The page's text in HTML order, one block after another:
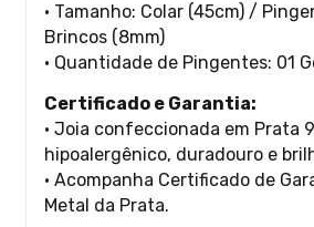
• Tamanho: Colar (45cm) /
Brincos (8mm)
• Quantidade de Pingentes: 01
Certificado e Garantia:
• Joia confeccionada em Prata
hipoalergênico, duradouro e
• Acompanha Certificado de
Metal da Prata.